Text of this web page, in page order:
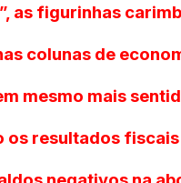
as figurinhas
colunas de
mesmo mais
resultados